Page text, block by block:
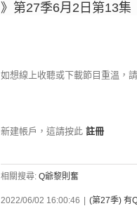
》第27季6月2日第13
如想線上收聽或下載節目重溫，
新建帳戶，這請按此 註冊
相關搜尋: Q爺黎則奮
2022/06/02 16:00:46 (第27季) 有